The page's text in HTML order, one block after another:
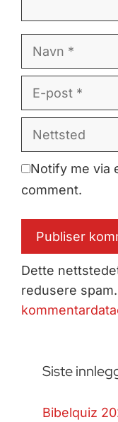
post
Notify me via
comment.
Dette
redusere spam.
Siste
Bibelquiz